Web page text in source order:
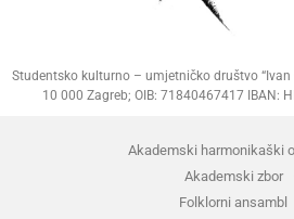
Studentsko kulturno – umjetničko društvo “Ivan
10 000 Zagreb; OIB: 71840467417 IBAN:
Akademski harmonikaški
Akademski zbor
Folklorni ansambl